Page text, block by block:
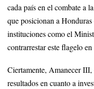
cada país en el combate a
que posicionan a
instituciones como el
contrarrestar este flagelo
Ciertamente, Amanecer
resultados en cuanto a